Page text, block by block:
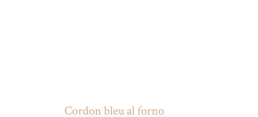
Cordon bleu al forno